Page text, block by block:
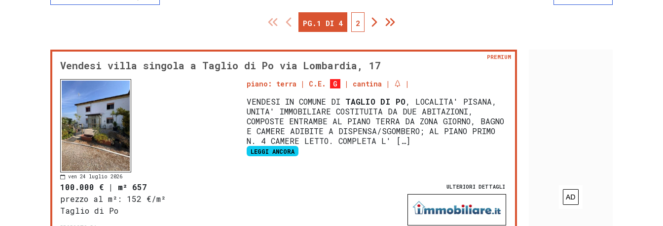
PG.1 DI 4 2
Vendesi villa singola a Taglio di Po via Lombardia, 17
PREMIUM
ven 24 luglio 2026
100.000 € | m² 657
prezzo al m²:
152 €/m²
Taglio di Po
piano: terra C.E. G cantina
VENDESI IN COMUNE DI TAGLIO DI PO, LOCALITA' PISANA,
UNITA' IMMOBILIARE COSTITUITA DA DUE ABITAZIONI,
COMPOSTE ENTRAMBE AL PIANO TERRA DA ZONA GIORNO, BAGNO
E CAMERE ADIBITE A DISPENSA/SGOMBERO; AL PIANO PRIMO
N. 4 CAMERE LETTO. COMPLETA L' […]
LEGGI ANCORA
ULTERIORI DETTAGLI